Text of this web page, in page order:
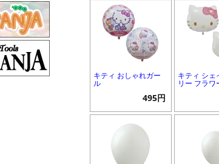
キティ おしゃれガー
ル
495円
キティ シェ
リー フラワ